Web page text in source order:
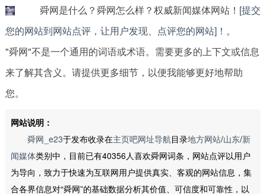
舜网是什么？舜网怎么样？权威新闻媒体网站！ [提交
您的网站到网站点评，让用户发现、点评您的网站]！ 。
"舜网"不是一个通用的词语或术语。需要更多的上下文或信息
来了解其含义。请提供更多细节，以便我能够更好地帮助
您。
网站说明：
舜网_e23于发布收录在主页吧网址导航目录地方网站/山东/新
闻媒体类别中，目前已有40356人喜欢舜网词条，网站点评以用户
为导向，致力于快速为互联网用户提供真实、客观的网站信息，集
合各界信息对“舜网”的基础数据分析其价值、可信度和可靠性，以